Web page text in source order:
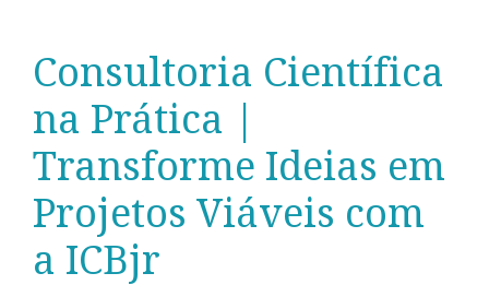
Consultoria Científica
na Prática |
Transforme Ideias em
Projetos Viáveis com
a ICBjr